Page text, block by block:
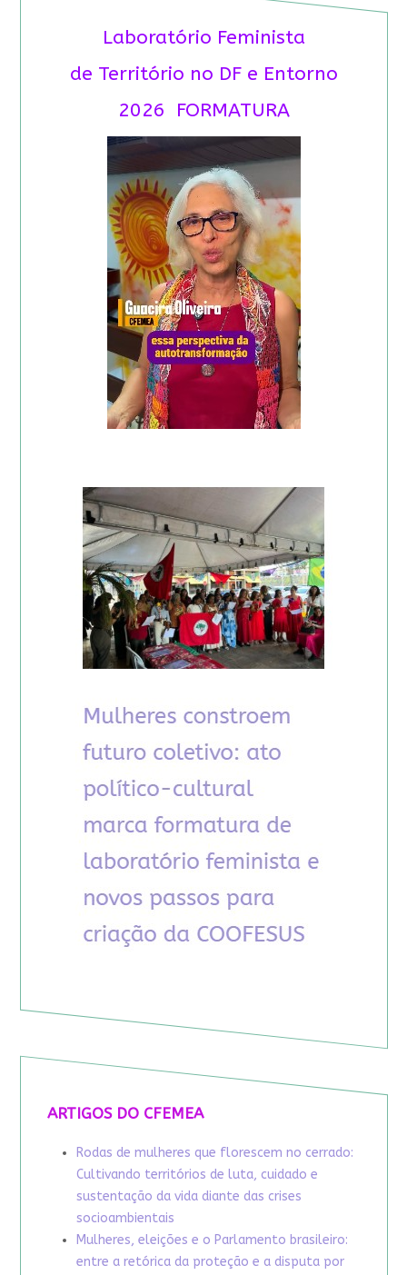
Laboratório Feminista
de Território no DF e Entorno
2026 FORMATURA
ARTIGOS DO CFEMEA
Rodas de mulheres que florescem no cerrado:
Cultivando territórios de luta, cuidado e
sustentação da vida diante das crises
socioambientais
Mulheres, eleições e o Parlamento brasileiro:
entre a retórica da proteção e a disputa por